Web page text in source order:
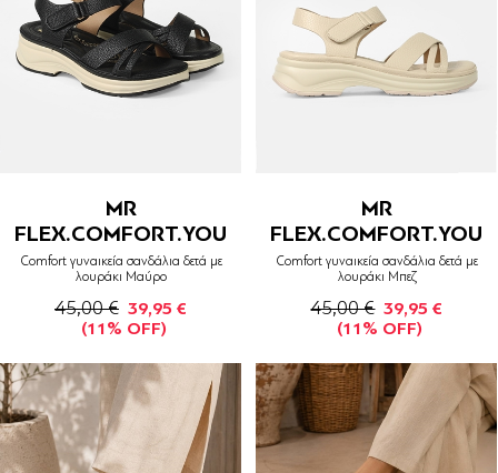
MR
FLEX.COMFORT.YOU
Comfort γυναικεία σανδάλια δετά με
λουράκι Μαύρο
45,00 € 39,95 €
(11% OFF)
MR
FLEX.COMFORT.YOU
Comfort γυναικεία σανδάλια δετά με
λουράκι Μπεζ
45,00 € 39,95 €
(11% OFF)